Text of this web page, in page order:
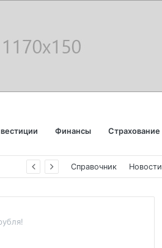
Финансы Страхование
Справочник Новости